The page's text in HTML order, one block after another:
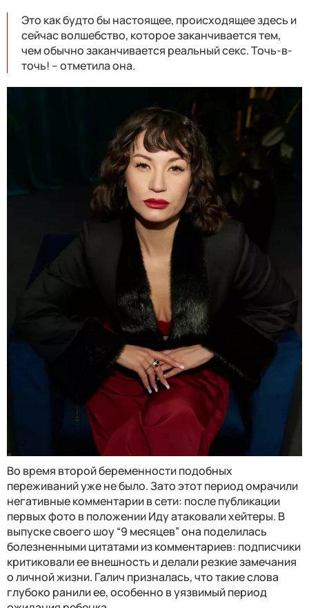
Это как будто бы настоящее, происходящее здесь и
сейчас волшебство, которое заканчивается тем,
чем обычно заканчивается реальный секс. Точь-в-
точь! – отметила она.
Во время второй беременности подобных
переживаний уже не было. Зато этот период омрачили
негативные комментарии в сети: после публикации
первых фото в положении Иду атаковали хейтеры. В
выпуске своего шоу “9 месяцев” она поделилась
болезненными цитатами из комментариев: подписчики
критиковали ее внешность и делали резкие замечания
о личной жизни. Галич призналась, что такие слова
глубоко ранили ее, особенно в уязвимый период